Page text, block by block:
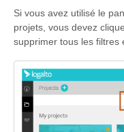
Si vous avez utilisé le
projets, vous devez
supprimer tous les filtres